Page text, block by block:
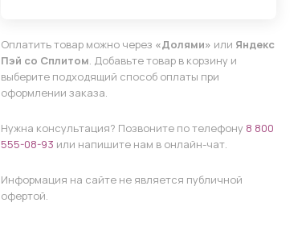
Оплатить товар можно через «Долями» или Яндекс
Пэй со Сплитом. Добавьте товар в корзину и
выберите подходящий способ оплаты при
оформлении заказа.
Нужна консультация? Позвоните по телефону 8 800
555-08-93 или напишите нам в онлайн-чат.
Информация на сайте не является публичной
офертой.